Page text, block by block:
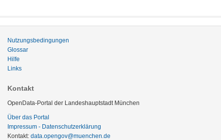
Nutzungsbedingungen
Glossar
Hilfe
Links
Kontakt
OpenData-Portal der Landeshauptstadt München
Über das Portal
Impressum - Datenschutzerklärung
Kontakt: data.opengov@muenchen.de